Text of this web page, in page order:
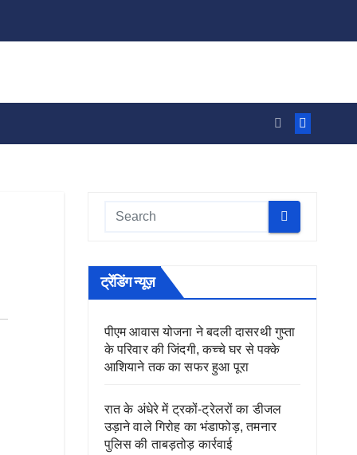
ट्रेंडिंग न्यूज़
पीएम आवास योजना ने बदली दासरथी गुप्ता
के परिवार की जिंदगी, कच्चे घर से पक्के
आशियाने तक का सफर हुआ पूरा
रात के अंधेरे में ट्रकों-ट्रेलरों का डीजल
उड़ाने वाले गिरोह का भंडाफोड़, तमनार
पुलिस की ताबड़तोड़ कार्रवाई